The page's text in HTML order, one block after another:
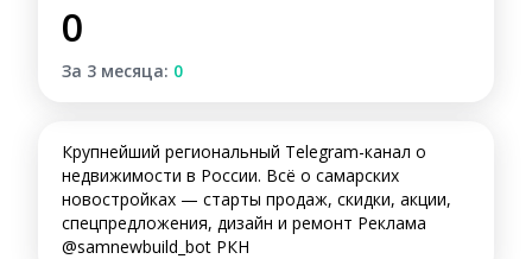
0
За 3 месяца: 0
Крупнейший региональный Telegram-канал о
недвижимости в России. Всё о самарских
новостройках — старты продаж, скидки, акции,
спецпредложения, дизайн и ремонт Реклама
@samnewbuild_bot РКН